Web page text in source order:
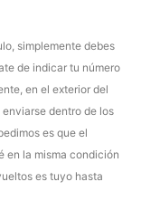
simplemente debes
de indicar tu número
en el exterior del
dentro de los
es que el
en la misma condición
es tuyo hasta